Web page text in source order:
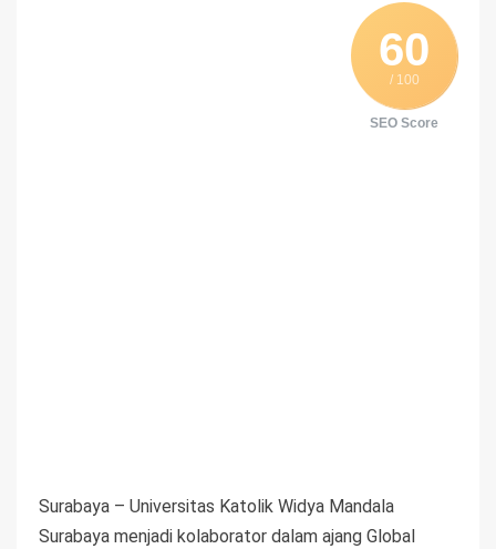
60
/ 100
SEO Score
Surabaya – Universitas Katolik Widya Mandala
Surabaya menjadi kolaborator dalam ajang Global